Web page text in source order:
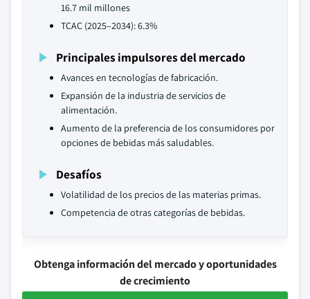
16.7 mil millones
TCAC (2025–2034): 6.3%
Principales impulsores del mercado
Avances en tecnologías de fabricación.
Expansión de la industria de servicios de
alimentación.
Aumento de la preferencia de los consumidores por
opciones de bebidas más saludables.
Desafíos
Volatilidad de los precios de las materias primas.
Competencia de otras categorías de bebidas.
Obtenga información del mercado y oportunidades
de crecimiento